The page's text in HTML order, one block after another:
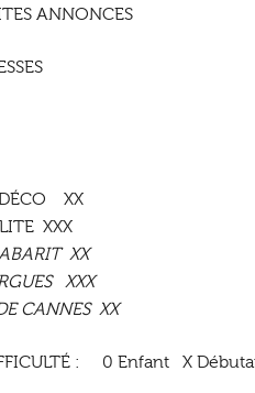
ANNONCES
XX
XXX
XX
XXX
CANNES XX
: 0 Enfant X